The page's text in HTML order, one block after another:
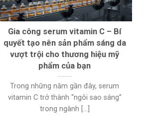
Gia công serum vitamin C – Bí
quyết tạo nên sản phẩm sáng da
vượt trội cho thương hiệu mỹ
phẩm của bạn
Trong những năm gần đây, serum
vitamin C trở thành “ngôi sao sáng”
trong ngành [...]